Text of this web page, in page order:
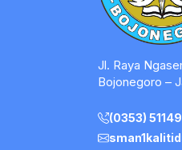
Jl. Raya
Bojonegoro –
(0353)